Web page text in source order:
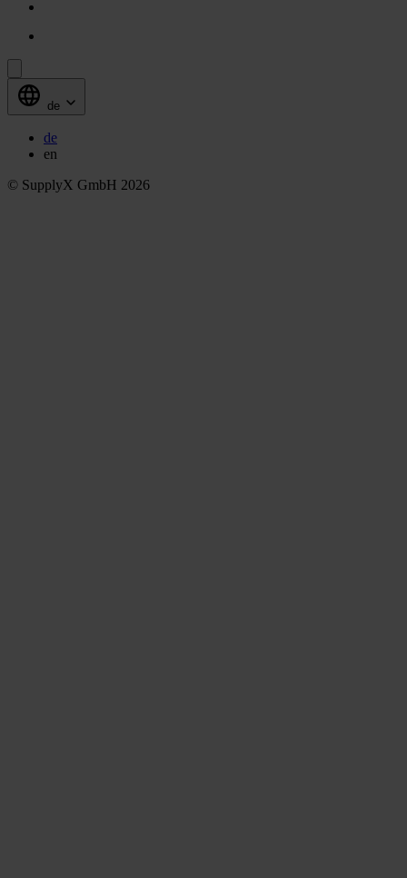
de
de
en
© SupplyX GmbH 2026